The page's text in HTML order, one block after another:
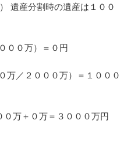
遺産分割時の遺産は１００
００万）＝０円
万／２０００万）＝１０００
０万＋０万＝３０００万円